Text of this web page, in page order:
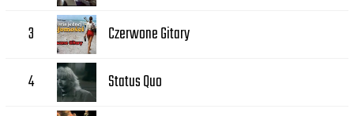
3 Czerwone Gitary
4 Status Quo